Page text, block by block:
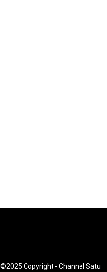
©2025 Copyright - Channel Satu